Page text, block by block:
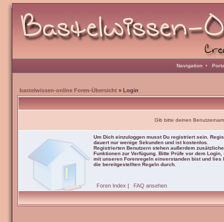
Navigation •
bastelwissen-online Foren-Übersicht » Login
Gib bitte deinen
Um Dich einzuloggen musst Du registriert sein.
dauert nur wenige Sekunden und ist kostenlos.
Registrierten Benutzern stehen außerdem zusätzliche
Funktionen zur Verfügung. Bitte Prüfe vor dem Login,
mit unseren Forenregeln einverstanden bist und lies
die bereitgestellten Regeln durch.
Foren Index | FAQ ansehen